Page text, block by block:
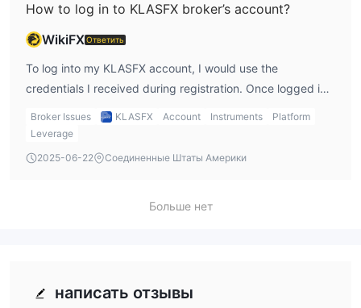
How to log in to KLASFX broker’s account?
WikiFXОтветить
To log into my KLASFX account, I would use the
credentials I received during registration. Once logged in,
I can access the F-Trader platform and begin trading the
instruments available, such as forex and stocks.
Broker Issues KLASFX Account Instruments
Platform
Leverage
2025-06-22
Соединенные Штаты Америки
Больше нет
написать отзывы